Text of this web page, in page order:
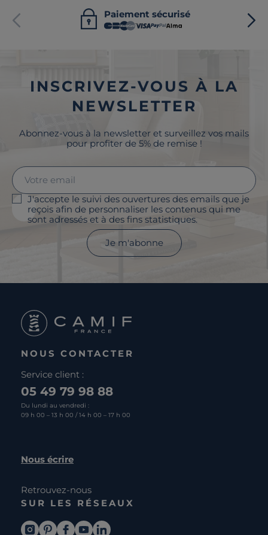
Paiement sécurisé
INSCRIVEZ-VOUS À LA
NEWSLETTER
Abonnez-vous à la newsletter et surveillez vos mails
pour profiter de 5% de remise !
J'accepte le suivi des ouvertures des emails que je
reçois afin de personnaliser les contenus qui me
sont adressés et à des fins statistiques.
Je m'abonne
NOUS CONTACTER
Service client :
05 49 79 98 88
Du lundi au vendredi :
09 h 00 – 13 h 00 / 14 h 00 – 17 h 00
Nous écrire
Retrouvez-nous
SUR LES RÉSEAUX